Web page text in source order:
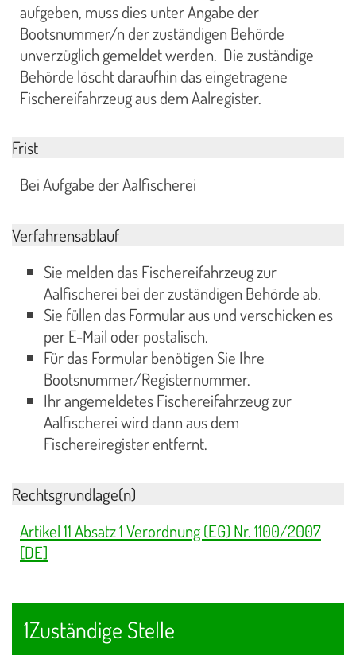
aufgeben, muss dies unter Angabe der
Bootsnummer/n der zuständigen Behörde
unverzüglich gemeldet werden. Die zuständige
Behörde löscht daraufhin das eingetragene
Fischereifahrzeug aus dem Aalregister.
Frist
Bei Aufgabe der Aalfischerei
Verfahrensablauf
Sie melden das Fischereifahrzeug zur
Aalfischerei bei der zuständigen Behörde ab.
Sie füllen das Formular aus und verschicken es
per E-Mail oder postalisch.
Für das Formular benötigen Sie Ihre
Bootsnummer/Registernummer.
Ihr angemeldetes Fischereifahrzeug zur
Aalfischerei wird dann aus dem
Fischereiregister entfernt.
Rechtsgrundlage(n)
Artikel 11 Absatz 1 Verordnung (EG) Nr. 1100/2007
[DE]
1Zuständige Stelle